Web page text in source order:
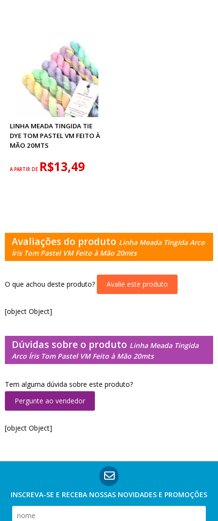
LINHA MEADA TINGIDA TIE
DYE TOM PASTEL VM FEITO À
MÃO 20MTS
A PARTIR DE R$13,49
Avaliações do produto Linha Meada Tingida Arco
Íris Tom Pastel VM Feito à Mão 20mts
O que achou deste produto? Avalie este produto
[object Object]
Dúvidas sobre o produto Linha Meada Tingida
Arco Íris Tom Pastel VM Feito à Mão 20mts
Tem alguma dúvida sobre este produto?
Pergunte ao vendedor
[object Object]
INSCREVA-SE E RECEBA NOSSAS NOVIDADES E PROMOÇÕES